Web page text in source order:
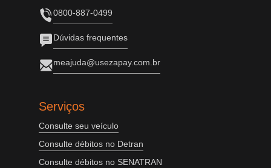
0800-887-0499
Dúvidas frequentes
meajuda@usezapay.com.br
Serviços
Consulte seu veículo
Consulte débitos no Detran
Consulte débitos no SENATRAN